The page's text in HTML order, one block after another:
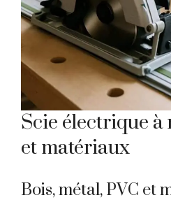
Scie électrique à
et matériaux
Bois, métal, PVC et